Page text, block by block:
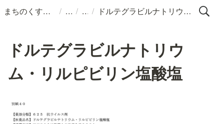
まちのくすりばこ / / / ドルテグラビルナトリウム・リルピビリン塩酸塩
ドルテグラビルナトリウ
ム・リルピビリン塩酸塩